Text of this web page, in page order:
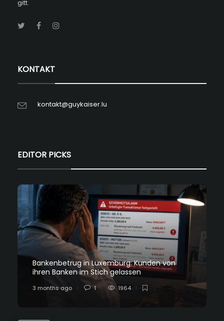
gitt.
KONTAKT
kontakt@guykaiser.lu
EDITOR PICKS
Bankenbetrug in Luxemburg: Kunden von
ihren Banken im Stich gelassen
3 months ago 1 1964